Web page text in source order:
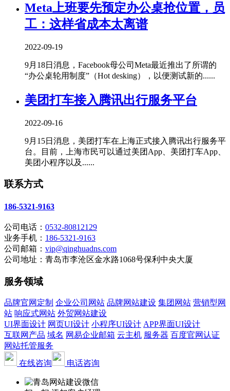
Meta上班要先预定办公桌抢位置，员
工：这样省成本太离谱
2022-09-19
9月18日消息，Facebook母公司Meta最近推出了所谓的
“办公桌轮用制度”（Hot desking），以便测试新的......
美团打车接入腾讯出行服务平台
2022-09-16
9月15日消息，美团打车在上海正式接入腾讯出行服务平
台。目前，上海市民可以通过美团App、美团打车App、
美团小程序以及......
联系方式
186-5321-9163
公司电话： 0532-80812129
业务手机： 186-5321-9163
公司邮箱： vip@qinghuadns.com
公司地址：青岛市李沧区金水路1068号保利中央大厦
服务领域
品牌官网定制 企业公司网站 品牌网站建设 集团网站 营销型网
站 响应式网站 外贸网站建设
UI界面设计 网页UI设计 小程序UI设计 APP界面UI设计
互联网产品 域名 网易企业邮箱 云主机 服务器 百度官网认证
网站托管服务
在线咨询
电话咨询